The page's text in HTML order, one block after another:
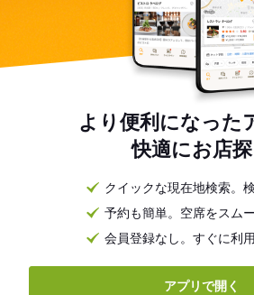
より便利になった
快適にお店
クイックな現在地検索。
予約も簡単。空席をスム
会員登録なし。すぐに利
アプリで開く